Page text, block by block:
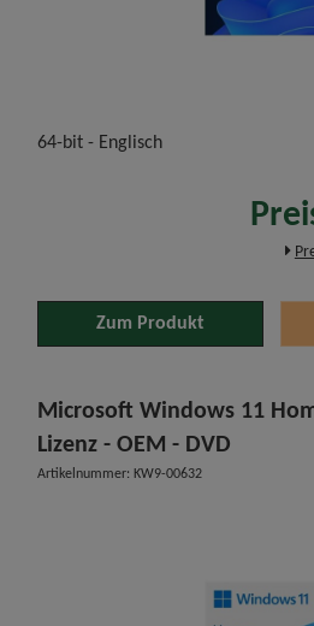
64-bit - Englisch
Zum Produkt
Microsoft Windows 11
Lizenz - OEM - DVD
Artikelnummer: KW9-00632